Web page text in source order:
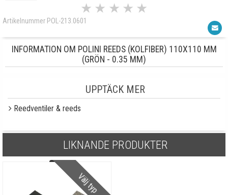
★ ★ ★ ★ ★
Artikelnummer POL-213.0601
INFORMATION OM POLINI REEDS (KOLFIBER) 110X110 MM
(GRÖN - 0.35 MM)
UPPTÄCK MER
Reedventiler & reeds
LIKNANDE PRODUKTER
Välj typ